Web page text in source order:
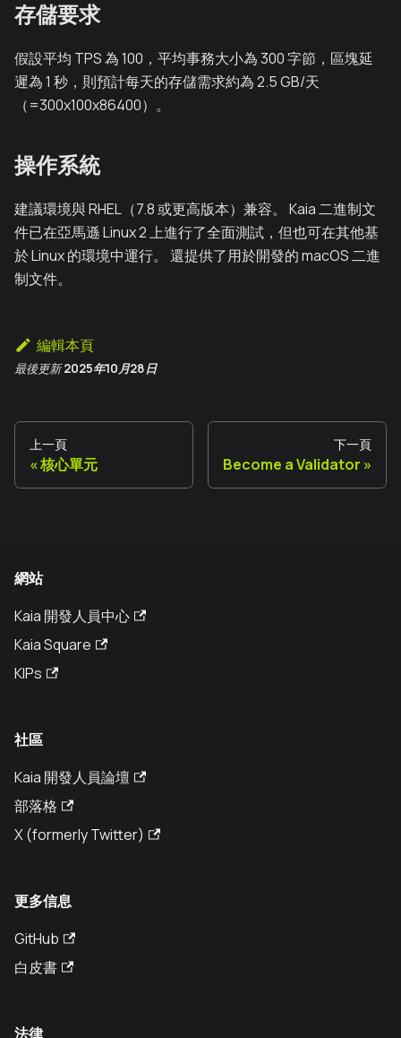
存儲要求
假設平均 TPS 為 100，平均事務大小為 300 字節，區塊延
遲為 1 秒，則預計每天的存儲需求約為 2.5 GB/天
（=300x100x86400）。
操作系統
建議環境與 RHEL（7.8 或更高版本）兼容。 Kaia 二進制文
件已在亞馬遜 Linux 2 上進行了全面測試，但也可在其他基
於 Linux 的環境中運行。 還提供了用於開發的 macOS 二進
制文件。
編輯本頁
最後更新 2025年10月28日
上一頁
核心單元
下一頁
Become a Validator
網站
Kaia 開發人員中心
Kaia Square
KIPs
社區
Kaia 開發人員論壇
部落格
X (formerly Twitter)
更多信息
GitHub
白皮書
法律